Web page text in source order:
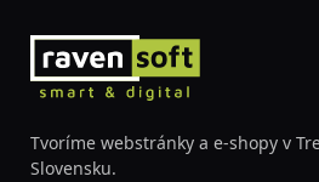
Tvoríme webstránky a e-shopy v
Slovensku.